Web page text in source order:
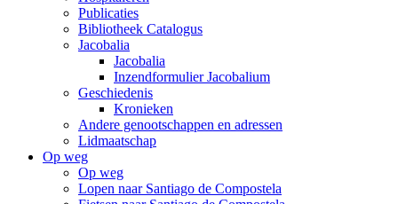
Publicaties
Bibliotheek Catalogus
Jacobalia
Jacobalia
Inzendformulier Jacobalium
Geschiedenis
Kronieken
Andere genootschappen en adressen
Lidmaatschap
Op weg
Op weg
Lopen naar Santiago de Compostela